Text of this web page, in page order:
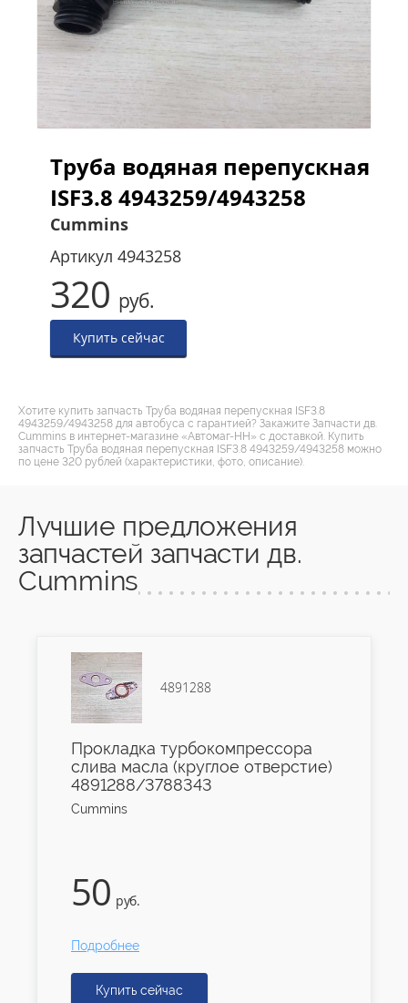
Труба водяная перепускная
ISF3.8 4943259/4943258
Cummins
Артикул 4943258
320 руб.
Купить сейчас
Хотите купить запчасть Труба водяная перепускная ISF3.8
4943259/4943258 для автобуса с гарантией? Закажите Запчасти дв.
Cummins в интернет-магазине «Автомаг-НН» с доставкой. Купить
запчасть Труба водяная перепускная ISF3.8 4943259/4943258 можно
по цене 320 рублей (характеристики, фото, описание).
Лучшие предложения
запчастей запчасти дв.
Cummins
4891288
Прокладка турбокомпрессора
слива масла (круглое отверстие)
4891288/3788343
Cummins
50 руб.
Подробнее
Купить сейчас